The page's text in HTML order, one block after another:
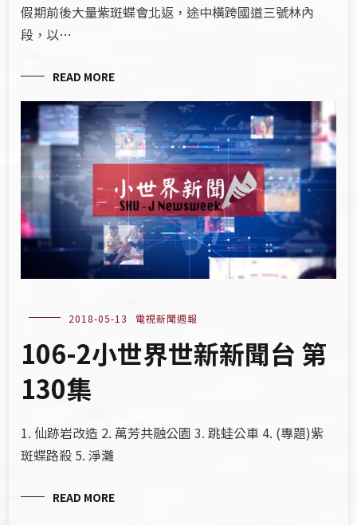
假期前後大量紫斑蝶會北返，途中橫跨國道三號林內
段，以…
READ MORE
2018-05-13 電視新聞週報
106-2小世界世新新聞台 第
130集
1. 仙跡岩改造 2. 萬芳共融公園 3. 跳蛙公車 4. (專題)紫
斑蝶路殺 5. 淨灘
READ MORE